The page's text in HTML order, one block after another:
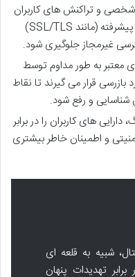
و تراکنش های کاربران
با استفاده از پروتکل های رمزنگاری پیشرفته (مانند SSL/TLS)
غیرمجاز جلوگیری شود.
معتبر به طور مداوم توسط
قرار می گیرند تا نقاط
و رفع شود.
های کاربران را در برابر
و اطمینان خاطر بیشتری
شبیه به قلعه ای
تهدیدات پنهان